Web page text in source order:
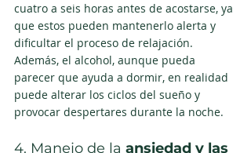
cuatro a seis horas antes de acostarse, ya
que estos pueden mantenerlo alerta y
dificultar el proceso de relajación.
Además, el alcohol, aunque pueda
parecer que ayuda a dormir, en realidad
puede alterar los ciclos del sueño y
provocar despertares durante la noche.
4. Manejo de la ansiedad y las